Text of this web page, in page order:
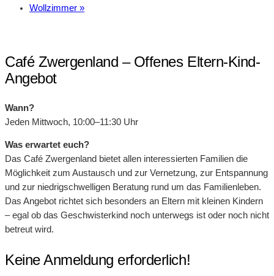
Wollzimmer »
Café Zwergenland – Offenes Eltern-Kind-
Angebot
Wann?
Jeden Mittwoch, 10:00–11:30 Uhr
Was erwartet euch?
Das Café Zwergenland bietet allen interessierten Familien die
Möglichkeit zum Austausch und zur Vernetzung, zur Entspannung
und zur niedrigschwelligen Beratung rund um das Familienleben.
Das Angebot richtet sich besonders an Eltern mit kleinen Kindern
– egal ob das Geschwisterkind noch unterwegs ist oder noch nicht
betreut wird.
Keine Anmeldung erforderlich!